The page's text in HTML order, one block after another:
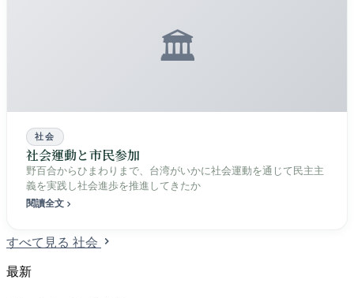
🏛️
社会
社会運動と市民参加
野百合からひまわりまで、台湾がいかに社会運動を通じて民主主
義を実践し社会進歩を推進してきたか
閱讀全文
すべて見る 社会
最新